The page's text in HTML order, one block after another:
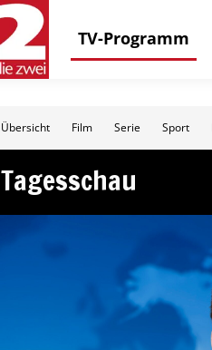
TV-Programm
Übersicht Film Serie Sport
Tagesschau